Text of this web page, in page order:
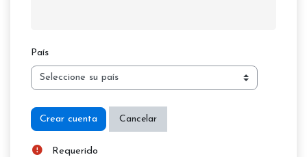
País
Requerido